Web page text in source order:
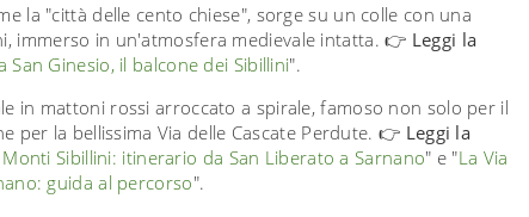
la "città delle cento chiese", sorge su un colle con una
immerso in un'atmosfera medievale intatta. 👉 Leggi la
San Ginesio, il balcone dei Sibillini".
in mattoni rossi arroccato a spirale, famoso non solo per il
per la bellissima Via delle Cascate Perdute. 👉 Leggi la
Sibillini: itinerario da San Liberato a Sarnano" e "La Via
guida al percorso".